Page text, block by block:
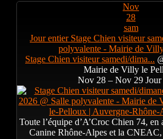
Nov
28
sam
Jour entier Stage Chien visiteur
polyvalente - Mairie de
Stage Chien visiteur samedi/dima...
Mairie de Villy le
Nov 28 – Nov 29
Toute l’équipe d’A’Croc Chien 74, en
Canine Rhône-Alpes et la